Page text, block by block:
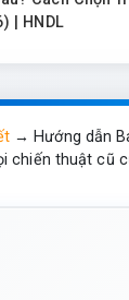
| HNDL
→Hướng dẫn
chiến thuật cũ